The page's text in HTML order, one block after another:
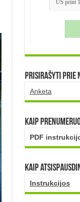
Prisirašyti prie
Anketa
Kaip
PDF
Kaip
Instrukcijos